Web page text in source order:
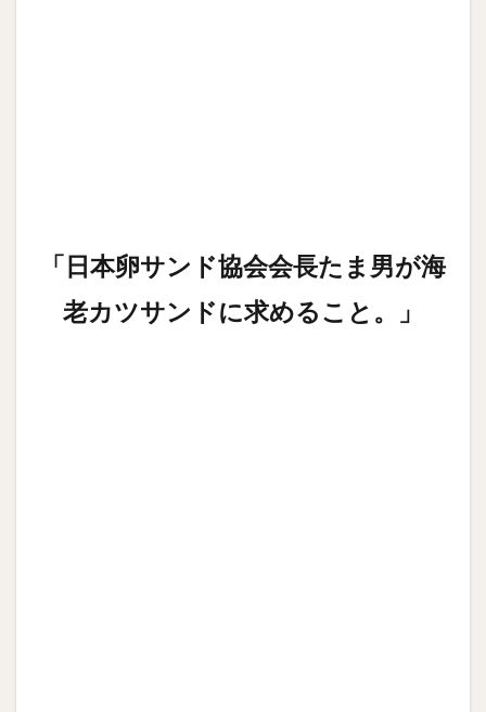
「日本卵サンド協会会長たま男が海
老カツサンドに求めること。」